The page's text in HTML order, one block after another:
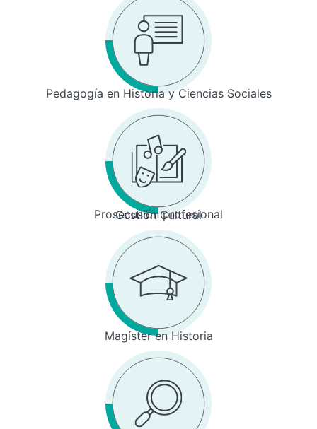
Pedagogía en Historia y Ciencias Sociales
Prosecusión profesional
Gestión Cultural
Magíster en Historia